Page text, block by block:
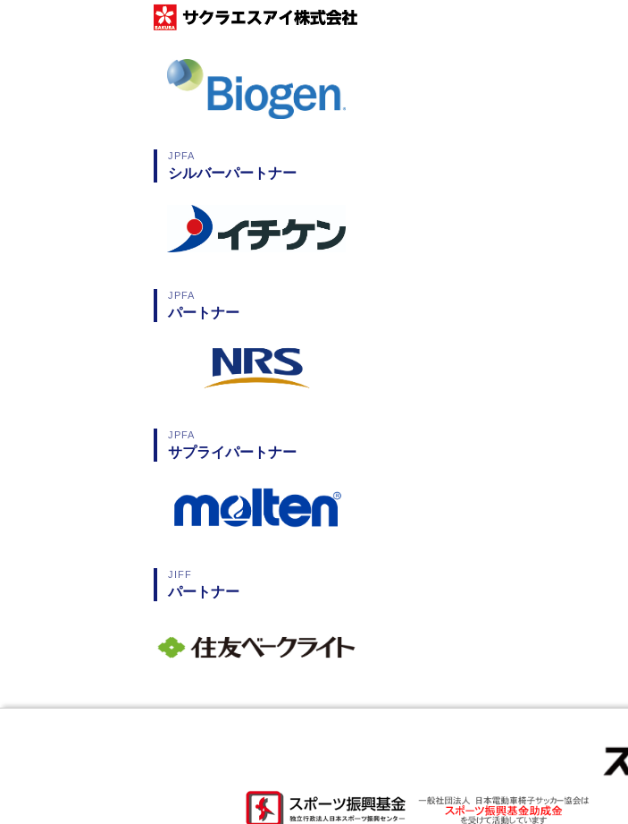
JPFA
シルバーパートナー
JPFA
パートナー
JPFA
サプライパートナー
JIFF
パートナー